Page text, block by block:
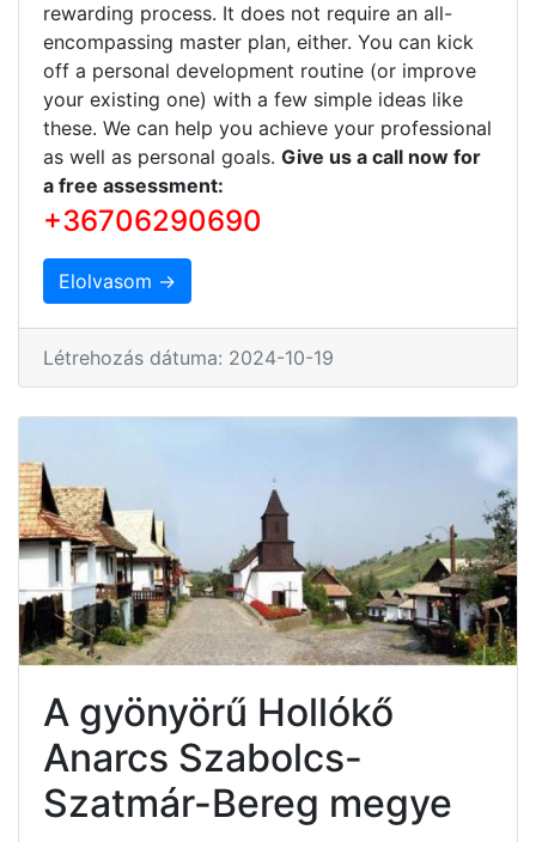
rewarding process. It does not require an all-
encompassing master plan, either. You can kick
off a personal development routine (or improve
your existing one) with a few simple ideas like
these. We can help you achieve your professional
as well as personal goals. Give us a call now for
a free assessment:
+36706290690
Elolvasom →
Létrehozás dátuma: 2024-10-19
A gyönyörű Hollókő
Anarcs Szabolcs-
Szatmár-Bereg megye